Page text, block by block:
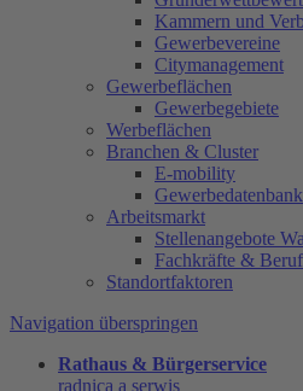
Kammern und
Gewerbevereine
Citymanagement
Gewerbeflächen
Gewerbegebiete
Werbeflächen
Branchen & Cluster
E-mobility
Gewerbedatenbank
Arbeitsmarkt
Stellenangebote
Fachkräfte &
Standortfaktoren
Navigation überspringen
Rathaus & Bürgerservice
radnica a serwis